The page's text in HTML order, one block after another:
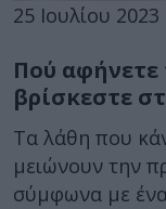
25 Ιουλίου 2023
Πού αφήνετε
βρίσκεστε
Τα λάθη που
μειώνουν την
σύμφωνα με